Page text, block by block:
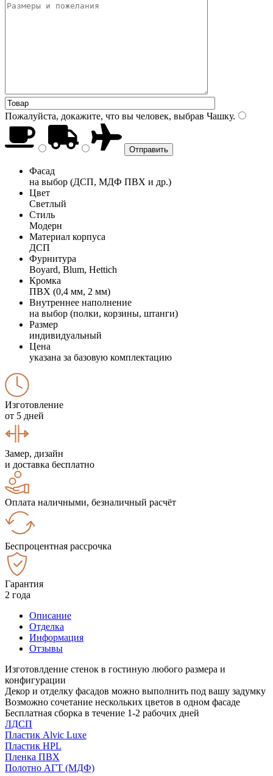
Пожалуйста, докажите, что вы человек, выбрав Чашку.
Фасад
на выбор (ДСП, МДФ ПВХ и др.)
Цвет
Светлый
Стиль
Модерн
Материал корпуса
ДСП
Фурнитура
Boyard, Blum, Hettich
Кромка
ПВХ (0,4 мм, 2 мм)
Внутреннее наполнение
на выбор (полки, корзины, штанги)
Размер
индивидуальный
Цена
указана за базовую комплектацию
Изготовление
от 5 дней
Замер, дизайн
и доставка бесплатно
Оплата наличными, безналичный расчёт
Беспроцентная рассрочка
Гарантия
2 года
Описание
Отделка
Информация
Отзывы
Изготовлдение стенок в гостиную любого размера и
конфигурации
Декор и отделку фасадов можно выполнить под вашу задумку
Возможно сочетание нескольких цветов в одном фасаде
Бесплатная сборка в течение 1-2 рабочих дней
ЛДСП
Пластик Alvic Luxe
Пластик HPL
Пленка ПВХ
Полотно АГТ (МДФ)